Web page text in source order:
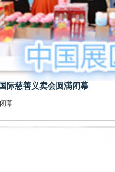
国际慈善义卖会圆满闭幕
幕